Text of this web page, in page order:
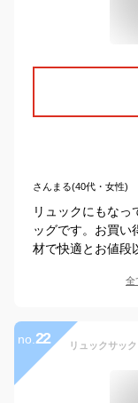
さんまる(40代・女性)
リュックにもな
ッグです。お買い
材で快適とお値段
全
no. 22